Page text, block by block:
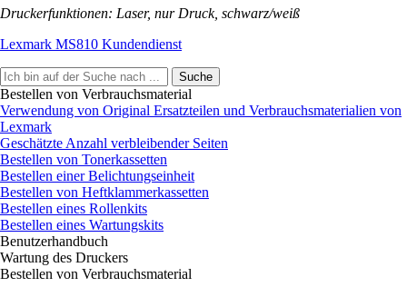
Druckerfunktionen: Laser, nur Druck, schwarz/weiß
Lexmark MS810 Kundendienst
Suche
Bestellen von Verbrauchsmaterial
Verwendung von Original Ersatzteilen und Verbrauchsmaterialien von
Lexmark
Geschätzte Anzahl verbleibender Seiten
Bestellen von Tonerkassetten
Bestellen einer Belichtungseinheit
Bestellen von Heftklammerkassetten
Bestellen eines Rollenkits
Bestellen eines Wartungskits
Benutzerhandbuch
Wartung des Druckers
Bestellen von Verbrauchsmaterial